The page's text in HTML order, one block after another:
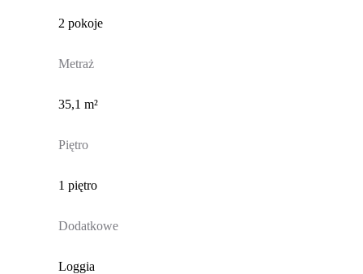
2 pokoje
Metraż
35,1 m²
Piętro
1 piętro
Dodatkowe
Loggia